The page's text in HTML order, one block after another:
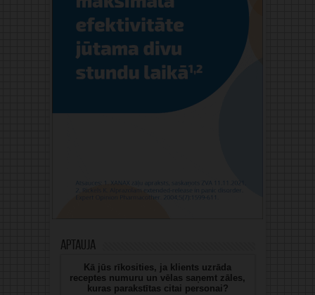
Aptauja
Kā jūs rīkosities, ja klients uzrāda
receptes numuru un vēlas saņemt zāles,
kuras parakstītas citai personai?